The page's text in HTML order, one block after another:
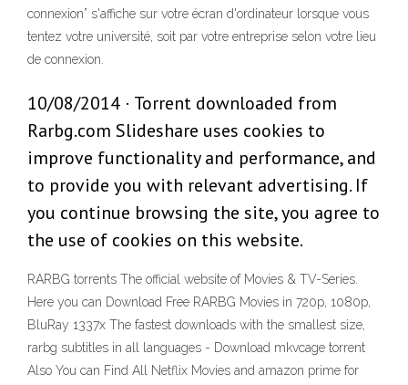
connexion” s'affiche sur votre écran d'ordinateur lorsque vous
tentez votre université, soit par votre entreprise selon votre lieu
de connexion.
10/08/2014 · Torrent downloaded from
Rarbg.com Slideshare uses cookies to
improve functionality and performance, and
to provide you with relevant advertising. If
you continue browsing the site, you agree to
the use of cookies on this website.
RARBG torrents The official website of Movies & TV-Series.
Here you can Download Free RARBG Movies in 720p, 1080p,
BluRay 1337x The fastest downloads with the smallest size,
rarbg subtitles in all languages - Download mkvcage torrent
Also You can Find All Netflix Movies and amazon prime for